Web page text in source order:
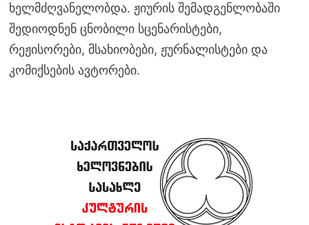
ხელმძღვანელობდა. ჟიურის შემადგენლობაში
შედიოდნენ ცნობილი სცენარისტები,
რეჟისორები, მსახიობები, ჟურნალისტები და
კომიქსების ავტორები.